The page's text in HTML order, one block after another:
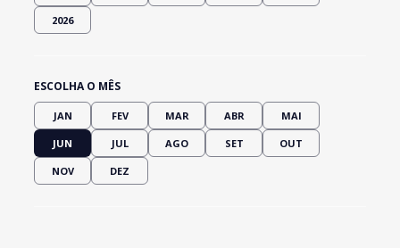
2026
ESCOLHA O MÊS
JAN FEV MAR ABR MAI
JUN JUL AGO SET OUT
NOV DEZ